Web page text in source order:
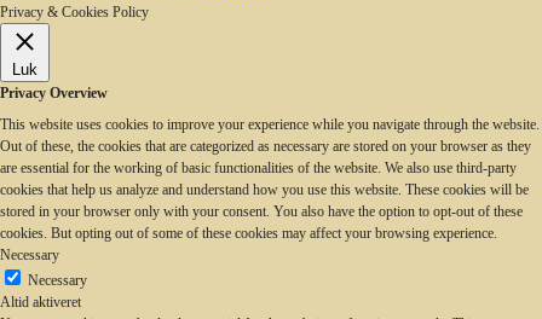
Privacy & Cookies Policy
Luk
Privacy Overview
This website uses cookies to improve your experience while you navigate through the website.
Out of these, the cookies that are categorized as necessary are stored on your browser as they
are essential for the working of basic functionalities of the website. We also use third-party
cookies that help us analyze and understand how you use this website. These cookies will be
stored in your browser only with your consent. You also have the option to opt-out of these
cookies. But opting out of some of these cookies may affect your browsing experience.
Necessary
Necessary
Altid aktiveret